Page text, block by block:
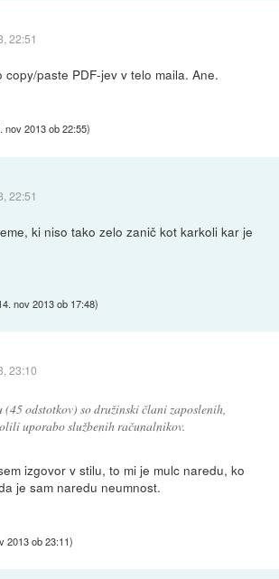
22:51
paste PDF-jev v telo maila. Ane.
nov 2013 ob 22:55)
22:51
ki niso tako zelo zanič kot karkoli kar je
nov 2013 ob 17:48)
23:10
(45 odstotkov) so družinski člani zaposlenih,
uporabo službenih računalnikov.
izgovor v stilu, to mi je mulc naredu, ko
je sam naredu neumnost.
2013 ob 23:11)